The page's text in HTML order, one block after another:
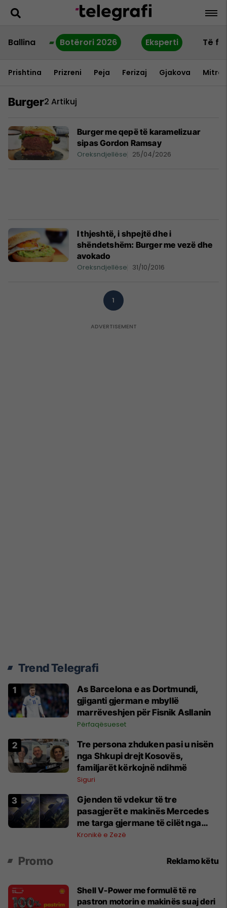
Ballina Botërori 2026 Eksperti Të
Prishtina Prizreni Peja Ferizaj Gjakova
Burger2 Artikuj
Burger me qepë të karamelizuar
sipas Gordon Ramsay
Oreksndjellëse 25/04/2026
I thjeshtë, i shpejtë dhe i
shëndetshëm: Burger me vezë dhe
avokado
Oreksndjellëse 31/10/2016
1
Trend Telegrafi
As Barcelona e as Dortmundi,
gjiganti gjerman e mbyllë
marrëveshjen për Fisnik Asllanin
Përfaqësueset
Tre persona zhduken pasi u nisën
nga Shkupi drejt Kosovës,
familjarët kërkojnë ndihmë
Siguri
Gjenden të vdekur të tre
pasagjerët e makinës Mercedes
me targa gjermane të cilët nga
Shkupi u nisën drejt Kosovës
Kronikë e Zezë
Promo Reklamo këtu
Shell V-Power me formulë të re
pastron motorin e makinës suaj deri